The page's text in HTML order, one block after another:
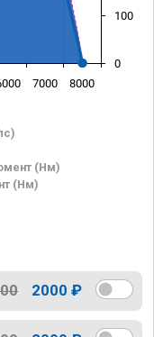
(Нм)
(Нм)
7000 8000
0
100
2000 ₽